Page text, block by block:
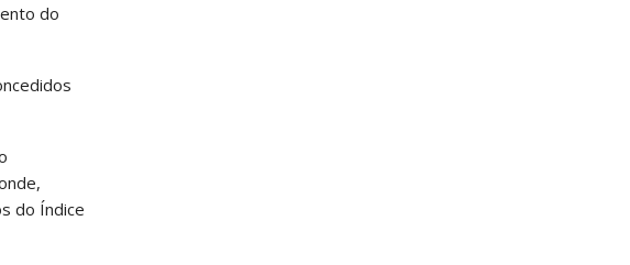
do
do Índice